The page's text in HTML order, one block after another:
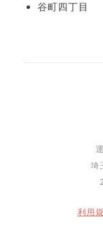
谷町四丁目
埼
利用